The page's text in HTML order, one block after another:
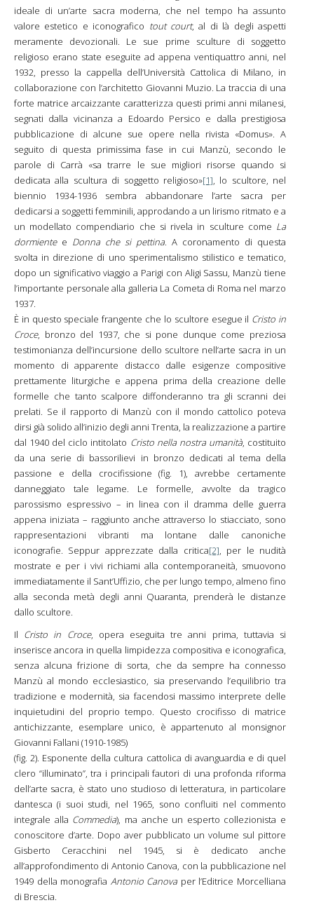
ideale di un’arte sacra moderna, che nel tempo ha assunto
valore estetico e iconografico tout court, al di là degli aspetti
meramente devozionali. Le sue prime sculture di soggetto
religioso erano state eseguite ad appena ventiquattro anni, nel
1932, presso la cappella dell’Università Cattolica di Milano, in
collaborazione con l’architetto Giovanni Muzio. La traccia di una
forte matrice arcaizzante caratterizza questi primi anni milanesi,
segnati dalla vicinanza a Edoardo Persico e dalla prestigiosa
pubblicazione di alcune sue opere nella rivista «Domus». A
seguito di questa primissima fase in cui Manzù, secondo le
parole di Carrà «sa trarre le sue migliori risorse quando si
dedicata alla scultura di soggetto religioso»[1], lo scultore, nel
biennio 1934-1936 sembra abbandonare l’arte sacra per
dedicarsi a soggetti femminili, approdando a un lirismo ritmato e a
un modellato compendiario che si rivela in sculture come La
dormientee Donna che si pettina. A coronamento di questa
svolta in direzione di uno sperimentalismo stilistico e tematico,
dopo un significativo viaggio a Parigi con Aligi Sassu, Manzù tiene
l’importante personale alla galleria La Cometa di Roma nel marzo
1937.
È in questo speciale frangente che lo scultore esegue il Cristo in
Croce, bronzo del 1937, che si pone dunque come preziosa
testimonianza dell’incursione dello scultore nell’arte sacra in un
momento di apparente distacco dalle esigenze compositive
prettamente liturgiche e appena prima della creazione delle
formelle che tanto scalpore diffonderanno tra gli scranni dei
prelati. Se il rapporto di Manzù con il mondo cattolico poteva
dirsi già solido all’inizio degli anni Trenta, la realizzazione a partire
dal 1940 del ciclo intitolato Cristo nella nostra umanità, costituito
da una serie di bassorilievi in bronzo dedicati al tema della
passione e della crocifissione (fig. 1), avrebbe certamente
danneggiato tale legame. Le formelle, avvolte da tragico
parossismo espressivo – in linea con il dramma delle guerra
appena iniziata – raggiunto anche attraverso lo stiacciato, sono
rappresentazioni vibranti ma lontane dalle canoniche
iconografie. Seppur apprezzate dalla critica[2], per le nudità
mostrate e per i vivi richiami alla contemporaneità, smuovono
immediatamente il Sant’Uffizio, che per lungo tempo, almeno fino
alla seconda metà degli anni Quaranta, prenderà le distanze
dallo scultore.
Il Cristo in Croce, opera eseguita tre anni prima, tuttavia si
inserisce ancora in quella limpidezza compositiva e iconografica,
senza alcuna frizione di sorta, che da sempre ha connesso
Manzù al mondo ecclesiastico, sia preservando l’equilibrio tra
tradizione e modernità, sia facendosi massimo interprete delle
inquietudini del proprio tempo. Questo crocifisso di matrice
antichizzante, esemplare unico, è appartenuto al monsignor
Giovanni Fallani (1910-1985)
(fig. 2). Esponente della cultura cattolica di avanguardia e di quel
clero “illuminato”, tra i principali fautori di una profonda riforma
dell’arte sacra, è stato uno studioso di letteratura, in particolare
dantesca (i suoi studi, nel 1965, sono confluiti nel commento
integrale alla Commedia), ma anche un esperto collezionista e
conoscitore d’arte. Dopo aver pubblicato un volume sul pittore
Gisberto Ceracchini nel 1945, si è dedicato anche
all’approfondimento di Antonio Canova, con la pubblicazione nel
1949 della monografia Antonio Canova per l’Editrice Morcelliana
di Brescia.